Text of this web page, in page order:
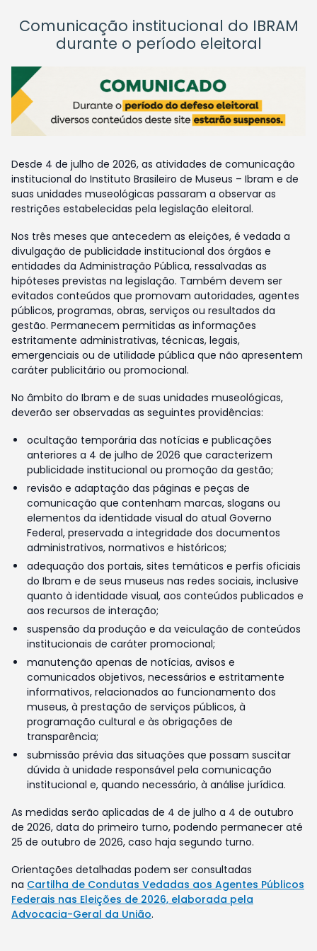
Comunicação institucional do IBRAM
durante o período eleitoral
Desde 4 de julho de 2026, as atividades de comunicação
institucional do Instituto Brasileiro de Museus – Ibram e de
suas unidades museológicas passaram a observar as
restrições estabelecidas pela legislação eleitoral.
Nos três meses que antecedem as eleições, é vedada a
divulgação de publicidade institucional dos órgãos e
entidades da Administração Pública, ressalvadas as
hipóteses previstas na legislação. Também devem ser
evitados conteúdos que promovam autoridades, agentes
públicos, programas, obras, serviços ou resultados da
gestão. Permanecem permitidas as informações
estritamente administrativas, técnicas, legais,
emergenciais ou de utilidade pública que não apresentem
caráter publicitário ou promocional.
No âmbito do Ibram e de suas unidades museológicas,
deverão ser observadas as seguintes providências:
ocultação temporária das notícias e publicações
anteriores a 4 de julho de 2026 que caracterizem
publicidade institucional ou promoção da gestão;
revisão e adaptação das páginas e peças de
comunicação que contenham marcas, slogans ou
elementos da identidade visual do atual Governo
Federal, preservada a integridade dos documentos
administrativos, normativos e históricos;
adequação dos portais, sites temáticos e perfis oficiais
do Ibram e de seus museus nas redes sociais, inclusive
quanto à identidade visual, aos conteúdos publicados e
aos recursos de interação;
suspensão da produção e da veiculação de conteúdos
institucionais de caráter promocional;
manutenção apenas de notícias, avisos e
comunicados objetivos, necessários e estritamente
informativos, relacionados ao funcionamento dos
museus, à prestação de serviços públicos, à
programação cultural e às obrigações de
transparência;
submissão prévia das situações que possam suscitar
dúvida à unidade responsável pela comunicação
institucional e, quando necessário, à análise jurídica.
As medidas serão aplicadas de 4 de julho a 4 de outubro
de 2026, data do primeiro turno, podendo permanecer até
25 de outubro de 2026, caso haja segundo turno.
Orientações detalhadas podem ser consultadas
na Cartilha de Condutas Vedadas aos Agentes Públicos
Federais nas Eleições de 2026, elaborada pela
Advocacia-Geral da União.